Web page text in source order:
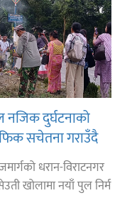
नजिक दुर्घटनाको
सचेतना गराउँदै
धरान-विराटनगर
खोलामा नयाँ पुल निर्म